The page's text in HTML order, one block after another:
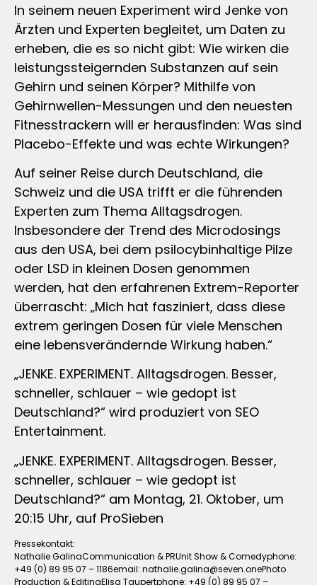
In seinem neuen Experiment wird Jenke von
Ärzten und Experten begleitet, um Daten zu
erheben, die es so nicht gibt: Wie wirken die
leistungssteigernden Substanzen auf sein
Gehirn und seinen Körper? Mithilfe von
Gehirnwellen-Messungen und den neuesten
Fitnesstrackern will er herausfinden: Was sind
Placebo-Effekte und was echte Wirkungen?
Auf seiner Reise durch Deutschland, die
Schweiz und die USA trifft er die führenden
Experten zum Thema Alltagsdrogen.
Insbesondere der Trend des Microdosings
aus den USA, bei dem psilocybinhaltige Pilze
oder LSD in kleinen Dosen genommen
werden, hat den erfahrenen Extrem-Reporter
überrascht: „Mich hat fasziniert, dass diese
extrem geringen Dosen für viele Menschen
eine lebensverändernde Wirkung haben.“
„JENKE. EXPERIMENT. Alltagsdrogen. Besser,
schneller, schlauer – wie gedopt ist
Deutschland?“ wird produziert von SEO
Entertainment.
„JENKE. EXPERIMENT. Alltagsdrogen. Besser,
schneller, schlauer – wie gedopt ist
Deutschland?“ am Montag, 21. Oktober, um
20:15 Uhr, auf ProSieben
Pressekontakt:
Nathalie GalinaCommunication & PRUnit Show & Comedyphone:
+49 (0) 89 95 07 – 1186email: nathalie.galina@seven.onePhoto
Production & EditingElisa Taupertphone: +49 (0) 89 95 07 –